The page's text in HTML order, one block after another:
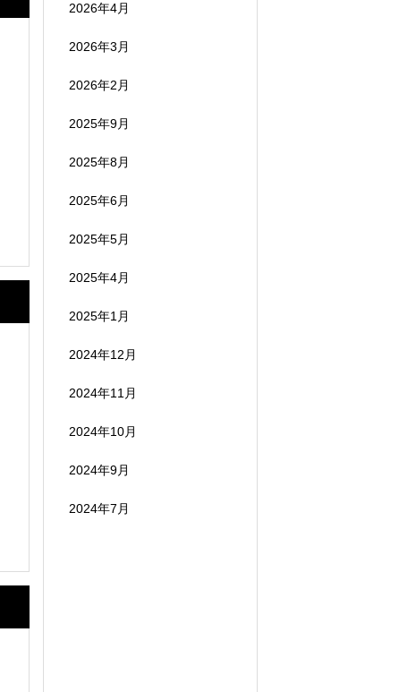
2026年4月
2026年3月
2026年2月
2025年9月
2025年8月
2025年6月
2025年5月
2025年4月
2025年1月
2024年12月
2024年11月
2024年10月
2024年9月
2024年7月